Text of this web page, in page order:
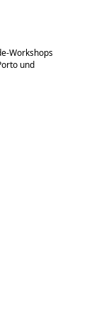
Workshops
und